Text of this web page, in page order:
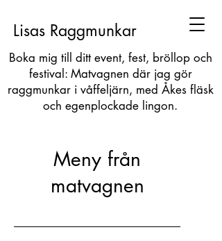
Lisas Raggmunkar
Boka mig till ditt event, fest, bröllop och
festival: Matvagnen där jag gör
raggmunkar i våffeljärn, med Åkes fläsk
och egenplockade lingon.
Meny från
matvagnen